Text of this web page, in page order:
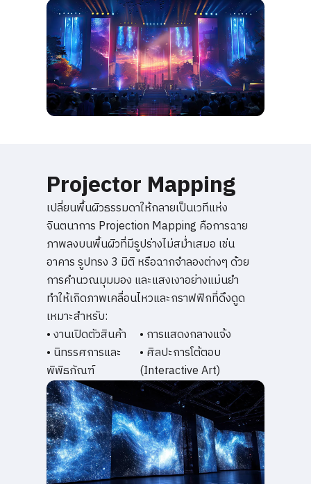
Projector Mapping
เปลี่ยนพื้นผิวธรรมดาให้กลายเป็นเวทีแห่ง
จินตนาการ Projection Mapping คือการฉาย
ภาพลงบนพื้นผิวที่มีรูปร่างไม่สม่ำเสมอ เช่น
อาคาร รูปทรง 3 มิติ หรือฉากจำลองต่างๆ ด้วย
การคำนวณมุมมอง และแสงเงาอย่างแม่นยำ
ทำให้เกิดภาพเคลื่อนไหวและกราฟฟิกที่ดึงดูด
เหมาะสำหรับ:
• งานเปิดตัวสินค้า
• นิทรรศการและ
พิพิธภัณฑ์
• การแสดงกลางแจ้ง
• ศิลปะการโต้ตอบ
(Interactive Art)